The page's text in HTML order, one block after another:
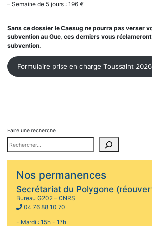
– Semaine de 5 jours : 196 €
Sans ce dossier le Caesug ne pourra pas verser
subvention au Guc, ces derniers vous
subvention.
Formulaire prise en charge Toussaint 2026
Faire une recherche
Nos permanences
Secrétariat du Polygone
Bureau G202 – CNRS
04 76 88 10 70
- Mardi : 15h - 17h